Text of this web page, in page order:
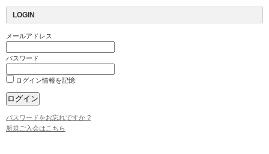
LOGIN
メールアドレス
パスワード
ログイン情報を記憶
パスワードをお忘れですか ?
新規ご入会はこちら